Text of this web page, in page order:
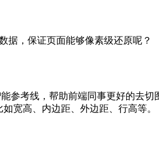
据，保证页面能够像素级还原呢？
参考线，帮助前端同事更好的去切
宽高、内边距、外边距、行高等。